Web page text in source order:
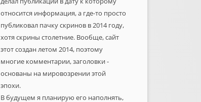
относится информация, а где-то просто
публиковал пачку скринов в 2014 году,
хотя скрины столетние. Вообще, сайт
этот создан летом 2014, поэтому
многие комментарии, заголовки -
основаны на мировозрении этой
эпохи.
В будущем я планирую его наполнять,